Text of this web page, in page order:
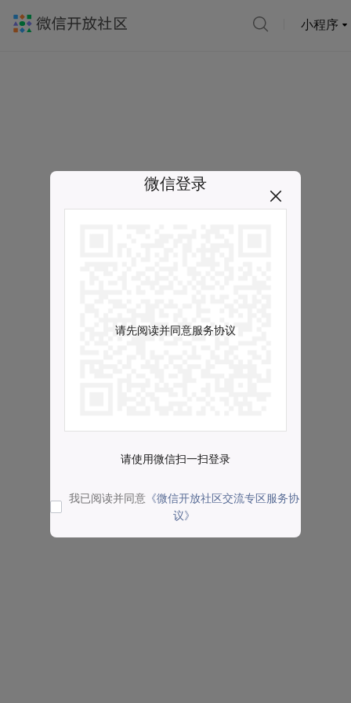
小程序
微信登录
请先阅读并同意服务协议
请使用微信扫一扫登录
我已阅读并同意 《微信开放社区交流专区服务协
议》